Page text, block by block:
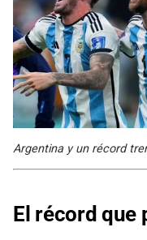
Argentina y un récord
El récord que